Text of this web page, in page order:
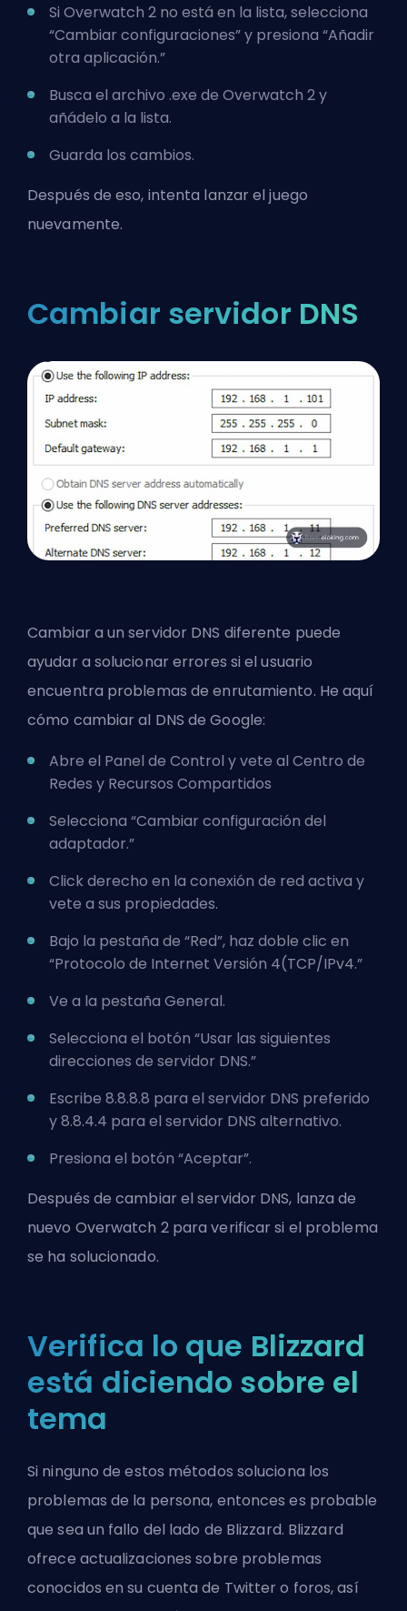
Si Overwatch 2 no está en la lista, selecciona
“Cambiar configuraciones” y presiona “Añadir
otra aplicación.”
Busca el archivo .exe de Overwatch 2 y
añádelo a la lista.
Guarda los cambios.
Después de eso, intenta lanzar el juego
nuevamente.
Cambiar servidor DNS
Cambiar a un servidor DNS diferente puede
ayudar a solucionar errores si el usuario
encuentra problemas de enrutamiento. He aquí
cómo cambiar al DNS de Google:
Abre el Panel de Control y vete al Centro de
Redes y Recursos Compartidos
Selecciona “Cambiar configuración del
adaptador.”
Click derecho en la conexión de red activa y
vete a sus propiedades.
Bajo la pestaña de “Red”, haz doble clic en
“Protocolo de Internet Versión 4(TCP/IPv4.”
Ve a la pestaña General.
Selecciona el botón “Usar las siguientes
direcciones de servidor DNS.”
Escribe 8.8.8.8 para el servidor DNS preferido
y 8.8.4.4 para el servidor DNS alternativo.
Presiona el botón “Aceptar”.
Después de cambiar el servidor DNS, lanza de
nuevo Overwatch 2 para verificar si el problema
se ha solucionado.
Verifica lo que Blizzard
está diciendo sobre el
tema
Si ninguno de estos métodos soluciona los
problemas de la persona, entonces es probable
que sea un fallo del lado de Blizzard. Blizzard
ofrece actualizaciones sobre problemas
conocidos en su cuenta de Twitter o foros, así